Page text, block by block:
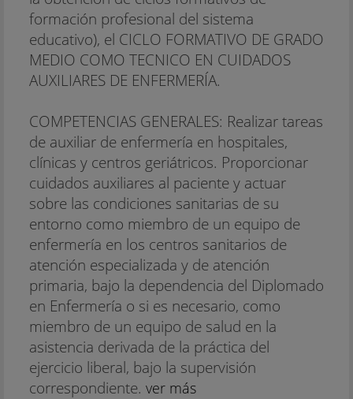
formación profesional del sistema
educativo), el CICLO FORMATIVO DE GRADO
MEDIO COMO TECNICO EN CUIDADOS
AUXILIARES DE ENFERMERÍA.
COMPETENCIAS GENERALES: Realizar tareas
de auxiliar de enfermería en hospitales,
clínicas y centros geriátricos. Proporcionar
cuidados auxiliares al paciente y actuar
sobre las condiciones sanitarias de su
entorno como miembro de un equipo de
enfermería en los centros sanitarios de
atención especializada y de atención
primaria, bajo la dependencia del Diplomado
en Enfermería o si es necesario, como
miembro de un equipo de salud en la
asistencia derivada de la práctica del
ejercicio liberal, bajo la supervisión
correspondiente. ver más